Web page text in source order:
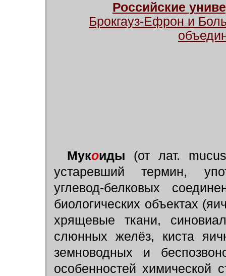
Российские
Брокгауз-Ефрон и
Мукоиды (от лат.
устаревший термин,
углевод-белковых
биологических объектах
хрящевые ткани,
слюнных желёз, киста
земноводных и
особенностей химической